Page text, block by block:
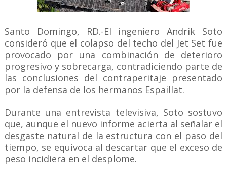
Santo Domingo, RD.-El ingeniero Andrik Soto
consideró que el colapso del techo del Jet Set fue
provocado por una combinación de deterioro
progresivo y sobrecarga, contradiciendo parte de
las conclusiones del contraperitaje presentado
por la defensa de los hermanos Espaillat.
Durante una entrevista televisiva, Soto sostuvo
que, aunque el nuevo informe acierta al señalar el
desgaste natural de la estructura con el paso del
tiempo, se equivoca al descartar que el exceso de
peso incidiera en el desplome.